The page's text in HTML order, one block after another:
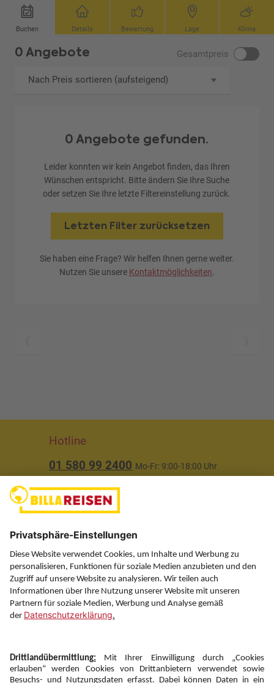
Buchen Details Bewertung Lage Klima
0 Angebote Gesamtpreis
Nach Preis sortieren (aufsteigend)
0 Angebote gefunden.
Leider konnten wir kein Angebot finden, das Ihren
Wünschen entspricht. Bitte ändern Sie Ihre Suche
oder setzen Sie Ihre letzte Filtereinstellung zurück.
Letzten Filter zurücksetzen
Sie haben eine Frage? Wir helfen Ihnen gerne weiter.
Nutzen Sie unsere Kontaktmöglichkeiten.
Hotline
01 580 99 2400 Mo-Fr: 9:00-18:00 Uhr
Über uns
Service
Information
Folgen Sie uns auf
Newsletter: